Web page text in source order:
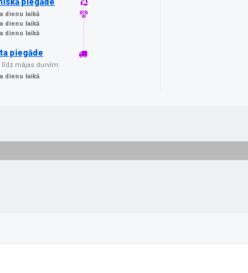
dienu laikā
dienu laikā
dienu laikā
piegāde
līdz mājas durvīm:
dienu laikā